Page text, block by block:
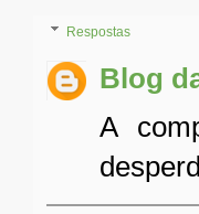
Respostas
Blog
A